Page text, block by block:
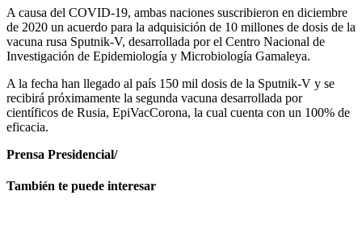
A causa del COVID-19, ambas naciones suscribieron en diciembre
de 2020 un acuerdo para la adquisición de 10 millones de dosis de la
vacuna rusa Sputnik-V, desarrollada por el Centro Nacional de
Investigación de Epidemiología y Microbiología Gamaleya.
A la fecha han llegado al país 150 mil dosis de la Sputnik-V y se
recibirá próximamente la segunda vacuna desarrollada por
científicos de Rusia, EpiVacCorona, la cual cuenta con un 100% de
eficacia.
Prensa Presidencial/
También te puede interesar